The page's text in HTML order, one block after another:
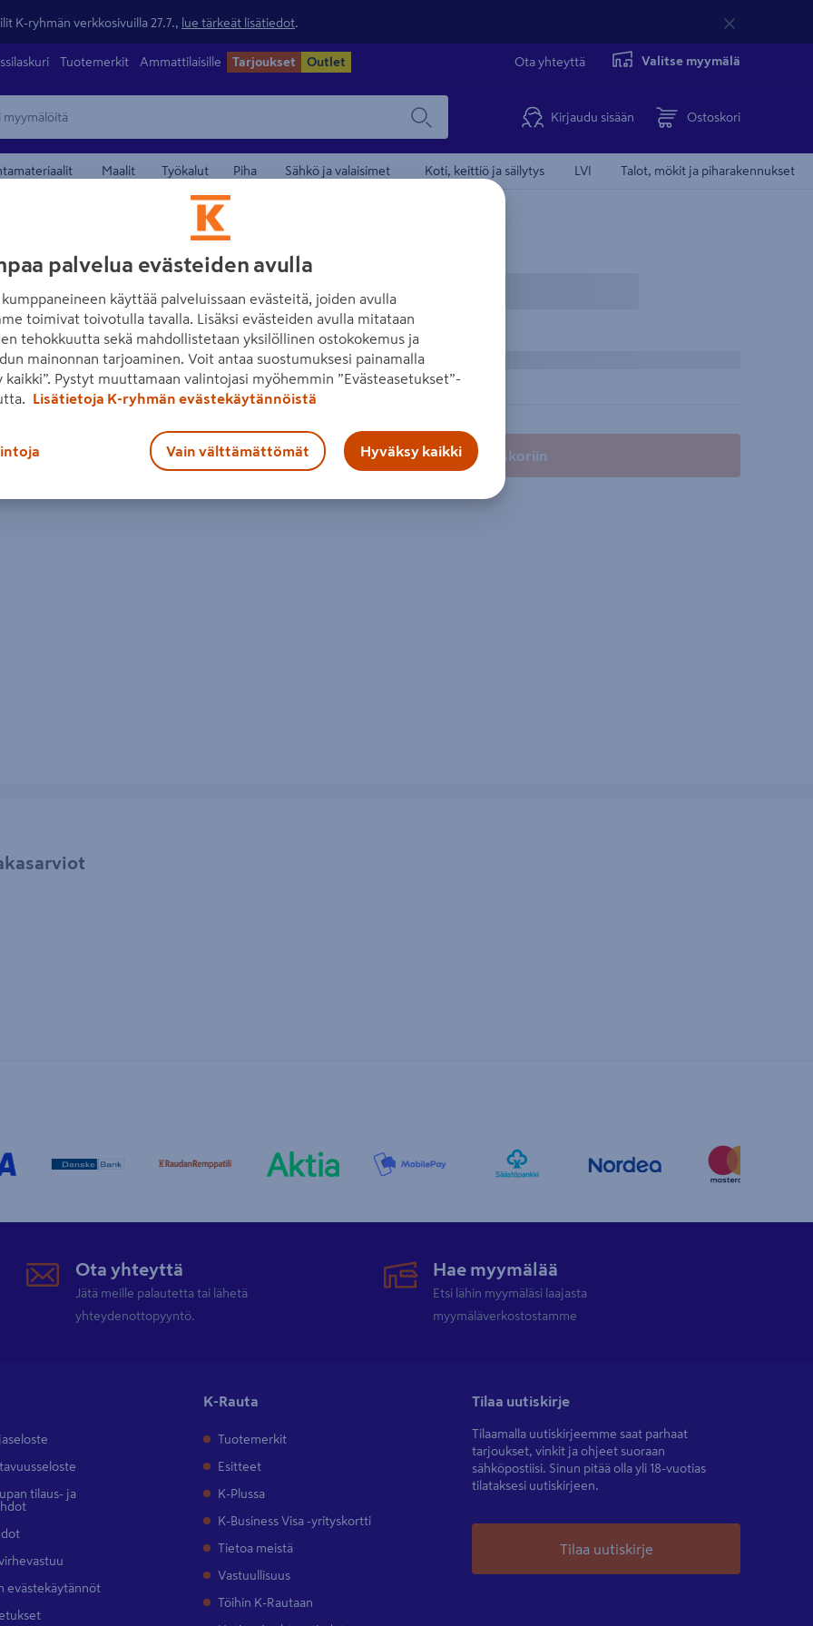
K-ryhmän verkkosivuilla 27.7., lue tärkeät lisätiedot
Tuotemerkit Ammattilaisille Tarjoukset Outlet Ota yhteyttä Valitse myymälä
Kirjaudu sisään Ostoskori
Maalit Työkalut Piha Sähkö ja valaisimet Koti, keittiö ja säilytys LVI Talot, mökit ja piharakennukset
Lue koko tuotekuvaus
Lisää ostoskoriin
Ota yhteyttä
Jätä meille palautetta tai lähetä
yhteydenottopyyntö.
Hae myymälää
Etsi lähin myymäläsi laajasta
myymäläverkostostamme
tilaus- ja
evästekäytännöt
K-Rauta
Tuotemerkit
Esitteet
K-Plussa
K-Business Visa -yrityskortti
Tietoa meistä
Vastuullisuus
Töihin K-Rautaan
Tilaa uutiskirje
Tilaamalla uutiskirjeemme saat parhaat
tarjoukset, vinkit ja ohjeet suoraan
sähköpostiisi. Sinun pitää olla yli 18-vuotias
tilataksesi uutiskirjeen.
Tilaa uutiskirje
palvelua evästeiden avulla
käyttää palveluissaan evästeitä, joiden avulla
toimivat toivotulla tavalla. Lisäksi evästeiden avulla mitataan
tehokkuutta sekä mahdollistetaan yksilöllinen ostokokemus ja
mainonnan tarjoaminen. Voit antaa suostumuksesi painamalla
kaikki”. Pystyt muuttamaan valintojasi myöhemmin ”Evästeasetukset”-
Lisätietoja K-ryhmän evästekäytännöistä
Vain välttämättömät Hyväksy kaikki